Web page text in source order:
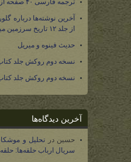
ترجمه فارسی ۴۰ صفحه از کتاب «سقوط نومه‌نور»
آخرین نوشته‌ها درباره
از جلد ۱۲ تاریخ سرزمین میانه
حدیث فینوه و میریل
نسخه دوم روکش جلد
نسخه دوم روکش جلد
آخرین دیدگاه‌ها
حسین در تحلیل و
سریال ارباب حلقه‌ها: